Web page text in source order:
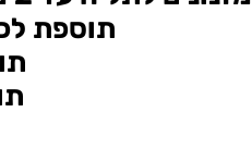
תוספת